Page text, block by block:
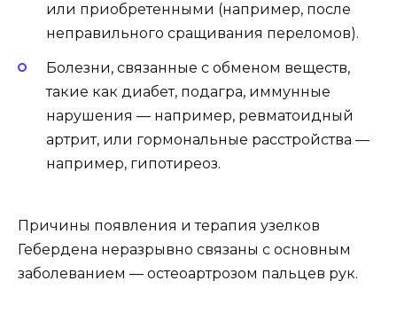
или приобретенными (например, после
неправильного сращивания переломов).
Болезни, связанные с обменом веществ,
такие как диабет, подагра, иммунные
нарушения — например, ревматоидный
артрит, или гормональные расстройства —
например, гипотиреоз.
Причины появления и терапия узелков
Гебердена неразрывно связаны с основным
заболеванием — остеоартрозом пальцев рук.